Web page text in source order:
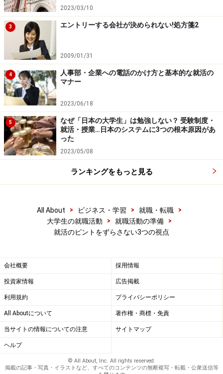
2023/03/10
3 エントリーする会社が決められない!処方箋2
2009/01/31
4
人事部・企業への電話のかけ方と基本的な就活の
マナー
2023/06/18
5
なぜ「日本の大学生」は勉強しない？ 受験制度・
就活・授業…日本のシステムに3つの根本原因があ
った
2023/05/08
ランキングをもっと見る
All About > ビジネス・学習 > 就職・転職
>
大学生の就職活動
> 就職活動の準備
>
就活のピントをずらさない3つの視点
会社概要 採用情報
投資家情報 広告掲載
利用規約 プライバシーポリシー
All Aboutについて 著作権・商標・免責
当サイトの情報についての注意 サイトマップ
ヘルプ
© All About, Inc. All rights reserved.
掲載の記事・写真・イラストなど、すべてのコンテンツの無断複写・転載・公衆送信等